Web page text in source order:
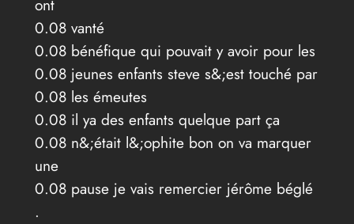
ont
0.08 vanté
0.08 bénéfique qui pouvait y avoir pour les
0.08 jeunes enfants steve s&;est touché par
0.08 les émeutes
0.08 il ya des enfants quelque part ça
0.08 n&;était l&;ophite bon on va marquer
une
0.08 pause je vais remercier jérôme béglé
.